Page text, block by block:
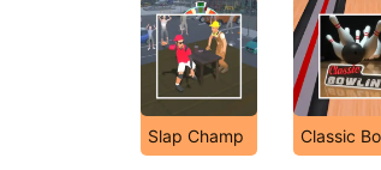
Slap Champ Classic